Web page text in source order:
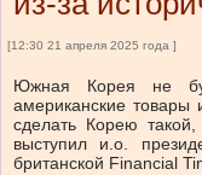
[12:30 21 апреля 2025 года ]
Южная Корея не
американские
сделать Корею
выступил и.о.
британской Financial